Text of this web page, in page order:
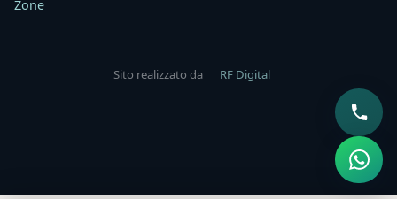
Zone
Sito realizzato da RF Digital